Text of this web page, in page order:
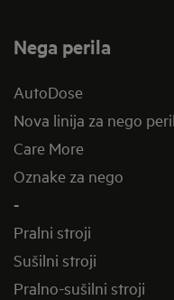
Nega perila
AutoDose
Nova linija za nego
Care More
Oznake za nego
-
Pralni stroji
Sušilni stroji
Pralno-sušilni stroji